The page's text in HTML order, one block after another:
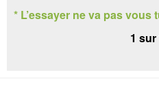
* L’essayer ne va pas vous
1 sur